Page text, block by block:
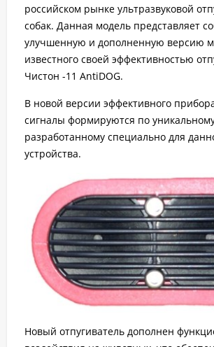
российском рынке ультразвуковой
собак. Данная модель представляет
улучшенную и дополненную версию
известного своей эффективностью
Чистон -11 AntiDOG.
В новой версии эффективного
сигналы формируются по
разработанному специально для
устройства.
Новый отпугиватель дополнен